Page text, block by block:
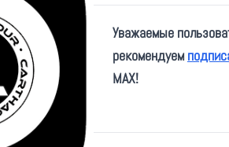
t.me/voin_dv/14179
Уважаемые
рекомендуем
MAX!